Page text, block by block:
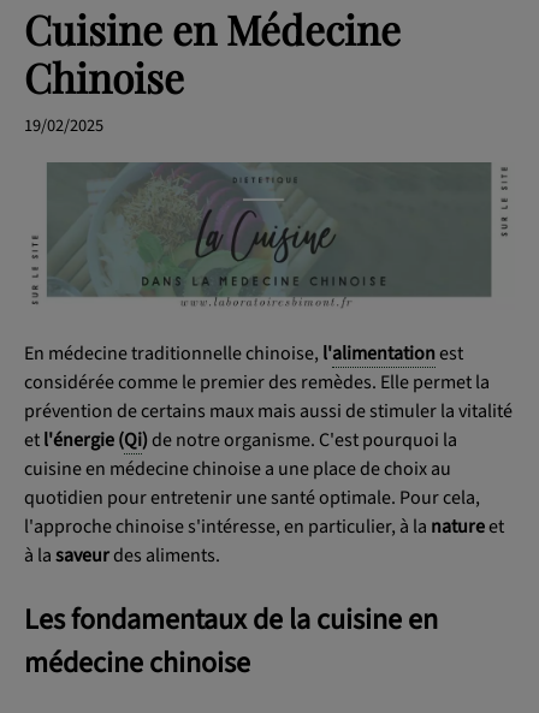
Cuisine en Médecine
Chinoise
19/02/2025
En médecine traditionnelle chinoise, l'alimentationest
considérée comme le premier des remèdes. Elle permet la
prévention de certains maux mais aussi de stimuler la vitalité
etl'énergie (Qi)de notre organisme. C'est pourquoi la
cuisine en médecine chinoise a une place de choix au
quotidien pour entretenir une santé optimale. Pour cela,
l'approche chinoise s'intéresse, en particulier, à la natureet
à lasaveurdes aliments.
Les fondamentaux de la cuisine en
médecine chinoise